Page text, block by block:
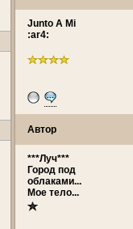
Junto A Mi
:ar4:
Автор
***Луч***
Город под
облаками...
Мое тело...